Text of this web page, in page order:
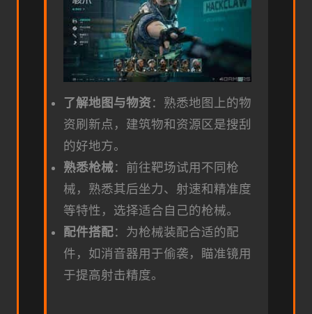
了解地图与物资：熟悉地图上的物
资刷新点，建筑物和资源区是搜刮
的好地方。
熟悉枪械：前往靶场试用不同枪
械，熟悉其后坐力、射速和精准度
等特性，选择适合自己的枪械。
配件搭配：为枪械装配合适的配
件，如消音器用于偷袭，瞄准镜用
于提高射击精度。